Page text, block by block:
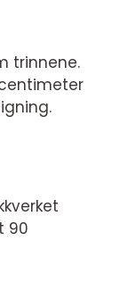
trinnene.
90